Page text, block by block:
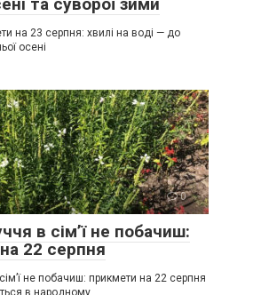
на 23 серпня: хвилі на воді — до
осені
0
в сім’ї не побачиш:
22 серпня
не побачиш: прикмети на 22 серпня
в народному